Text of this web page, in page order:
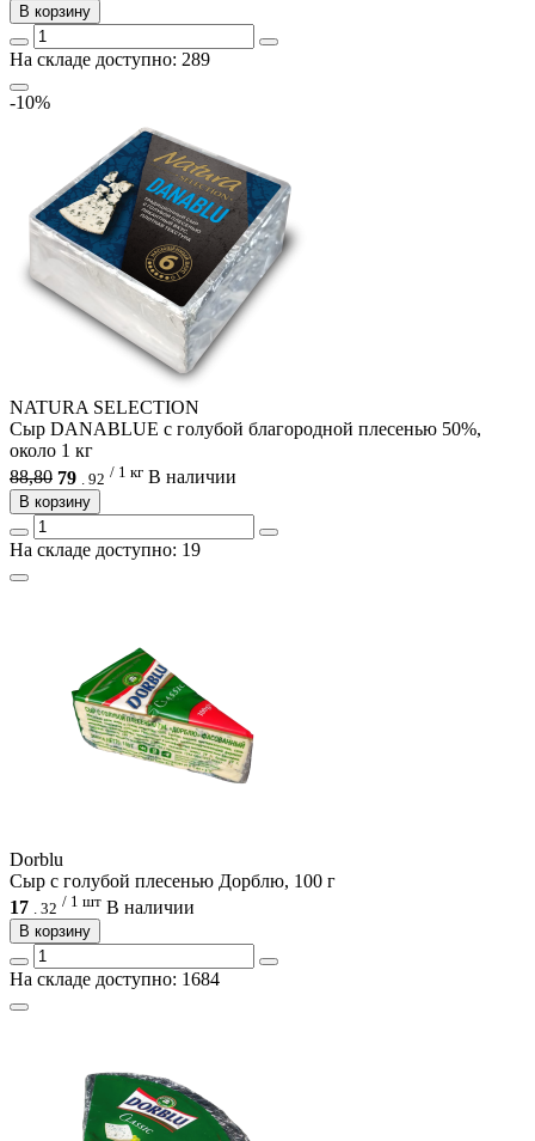
В корзину
На складе доступно: 289
-10%
NATURA SELECTION
Сыр DANABLUE с голубой благородной плесенью 50%,
около 1 кг
88,80 79 92 / 1 кг В наличии
В корзину
На складе доступно: 19
Dorblu
Сыр с голубой плесенью Дорблю, 100 г
17
32 / 1 шт В наличии
В корзину
На складе доступно: 1684